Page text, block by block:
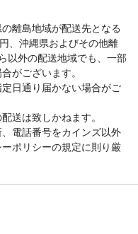
離島地域が配送先となる
、沖縄県およびその他離
以外の配送地域でも、一部
がございます。
日通り届かない場合がご
送は致しかねます。
電話番号をカインズ以外
ポリシーの規定に則り厳